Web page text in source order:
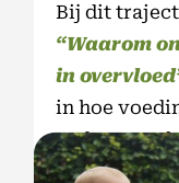
Bij dit
“Waarom
in
in hoe
gedrag van